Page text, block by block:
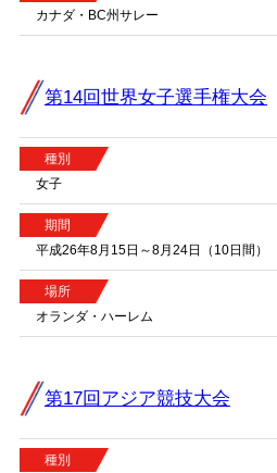
カナダ・BC州サレー
第14回世界女子選手権大会
種別
女子
期間
平成26年8月15日～8月24日（10日間）
場所
オランダ・ハーレム
第17回アジア競技大会
種別